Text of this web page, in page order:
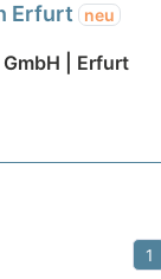
Erfurt neu
| Erfurt
1